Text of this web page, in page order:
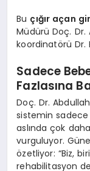
Bu çığır açan
Müdürü Doç.
koordinatörü Dr.
Sadece
Fazlasına
Doç. Dr.
sistemin sadece
aslında çok
vurguluyor.
özetliyor: “Biz,
rehabilitasyon